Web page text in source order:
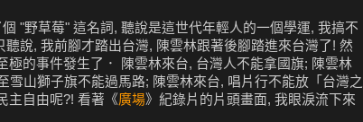
"野草莓" 這名詞, 聽說是這世代年輕人的一個學運, 我搞不
聽說, 我前腳才踏出台灣, 陳雲林跟著後腳踏進來台灣了! 然
極的事件發生了． 陳雲林來台, 台灣人不能拿國旗; 陳雲林
雪山獅子旗不能過馬路; 陳雲林來台, 唱片行不能放「台灣之
主自由呢?! 看著《廣場》紀錄片的片頭畫面, 我眼淚流下來